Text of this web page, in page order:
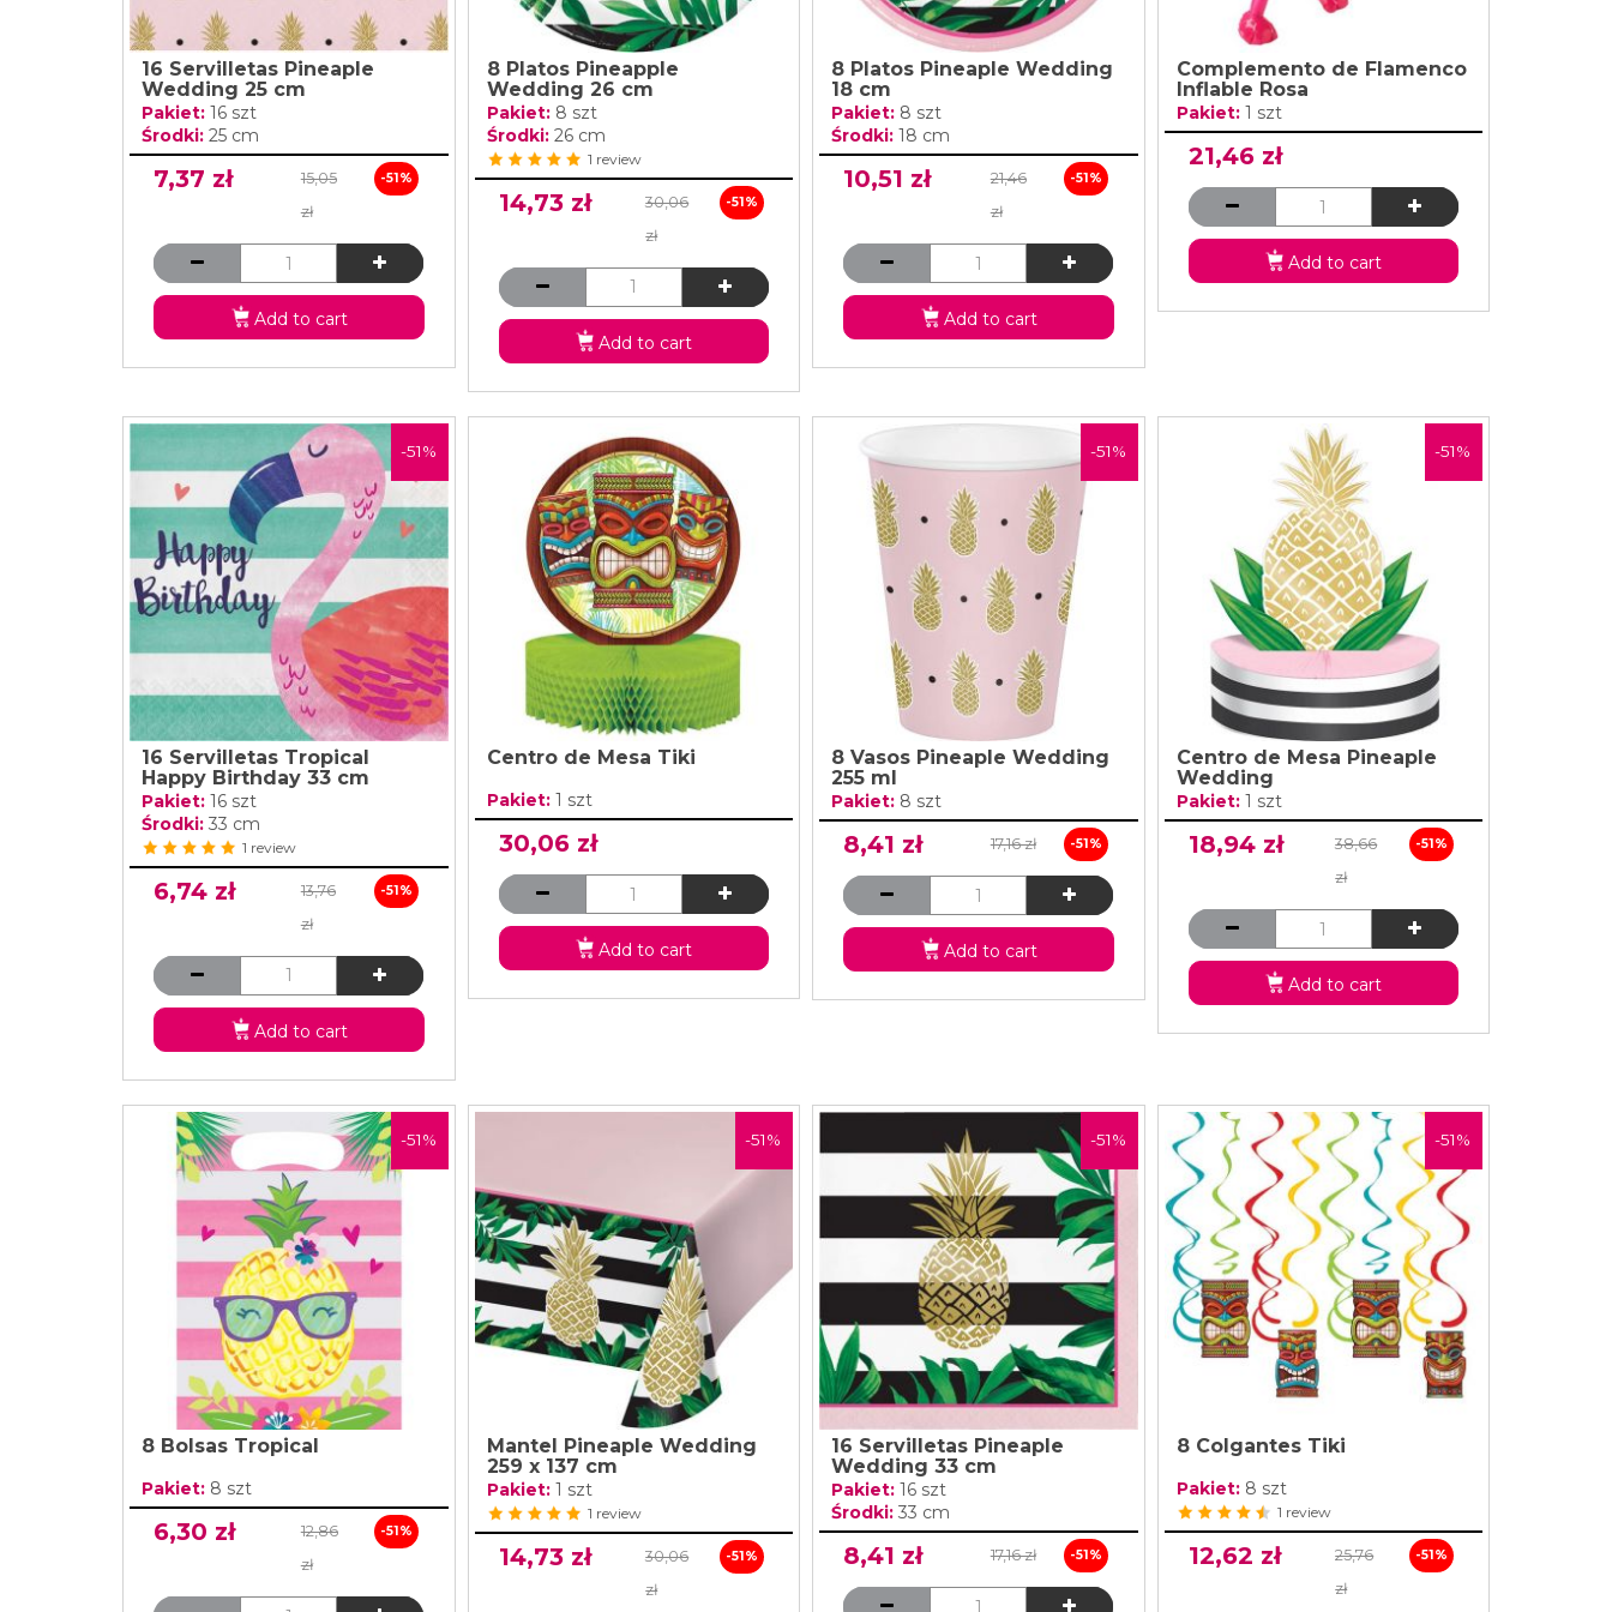
16 Servilletas Pineaple
Wedding 25 cm
Pakiet: 16 szt
Środki: 25 cm
7,37 zł
15,05
zł
-51%
Add to cart
8 Platos Pineapple
Wedding 26 cm
Pakiet: 8 szt
Środki: 26 cm
1 review
14,73 zł
30,06
zł
-51%
Add to cart
8 Platos Pineaple Wedding
18 cm
Pakiet: 8 szt
Środki: 18 cm
10,51 zł
21,46
zł
-51%
Add to cart
Complemento de Flamenco
Inflable Rosa
Pakiet: 1 szt
21,46 zł
Add to cart
-51%
16 Servilletas Tropical
Happy Birthday 33 cm
Pakiet: 16 szt
Środki: 33 cm
1 review
6,74 zł
13,76
zł
-51%
Add to cart
Centro de Mesa Tiki
Pakiet: 1 szt
30,06 zł
Add to cart
-51%
8 Vasos Pineaple Wedding
255 ml
Pakiet: 8 szt
8,41 zł 17,16 zł -51%
Add to cart
-51%
Centro de Mesa Pineaple
Wedding
Pakiet: 1 szt
18,94 zł
38,66
zł
-51%
Add to cart
-51%
8 Bolsas Tropical
Pakiet: 8 szt
6,30 zł
12,86
zł
-51%
-51%
Mantel Pineaple Wedding
259 x 137 cm
Pakiet: 1 szt
1 review
14,73 zł
30,06
zł
-51%
-51%
16 Servilletas Pineaple
Wedding 33 cm
Pakiet: 16 szt
Środki: 33 cm
8,41 zł 17,16 zł -51%
-51%
8 Colgantes Tiki
Pakiet: 8 szt
1 review
12,62 zł
25,76
zł
-51%